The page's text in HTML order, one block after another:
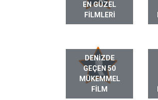
EN GÜZEL
FILMLERI
DENIZDE
GEÇEN 50
MÜKEMMEL
FILM